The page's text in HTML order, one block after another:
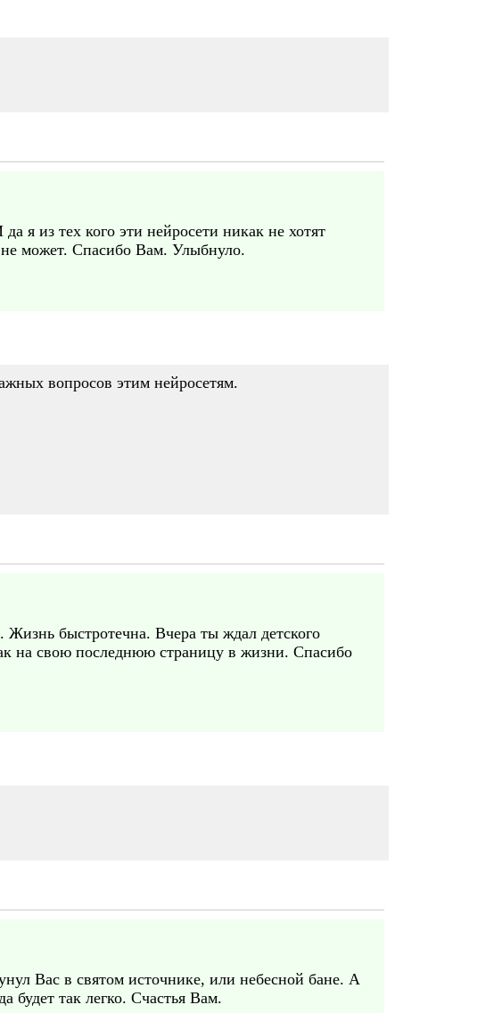
я из тех кого эти нейросети никак не хотят
может. Спасибо Вам. Улыбнуло.
вопросов этим нейросетям.
Жизнь быстротечна. Вчера ты ждал детского
на свою последнюю страницу в жизни. Спасибо
Вас в святом источнике, или небесной бане. А
будет так легко. Счастья Вам.